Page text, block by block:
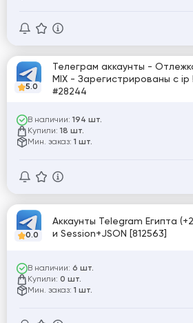
5.0
Телеграм аккаунты -
MIX - Зарегистрированы с ip
#28244
В наличии: 194 шт.
Купили: 18 шт.
Мин. заказ: 1 шт.
0.0
Аккаунты Telegram Египта
и Session+JSON [812563]
В наличии: 6 шт.
Купили: 0 шт.
Мин. заказ: 1 шт.